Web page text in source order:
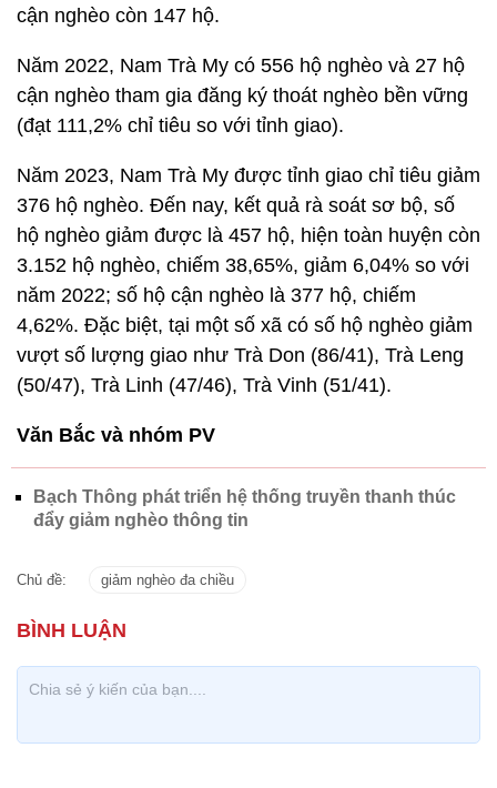
cận nghèo còn 147 hộ.
Năm 2022, Nam Trà My có 556 hộ nghèo và 27 hộ
cận nghèo tham gia đăng ký thoát nghèo bền vững
(đạt 111,2% chỉ tiêu so với tỉnh giao).
Năm 2023, Nam Trà My được tỉnh giao chỉ tiêu giảm
376 hộ nghèo. Đến nay, kết quả rà soát sơ bộ, số
hộ nghèo giảm được là 457 hộ, hiện toàn huyện còn
3.152 hộ nghèo, chiếm 38,65%, giảm 6,04% so với
năm 2022; số hộ cận nghèo là 377 hộ, chiếm
4,62%. Đặc biệt, tại một số xã có số hộ nghèo giảm
vượt số lượng giao như Trà Don (86/41), Trà Leng
(50/47), Trà Linh (47/46), Trà Vinh (51/41).
Văn Bắc và nhóm PV
Bạch Thông phát triển hệ thống truyền thanh thúc
đẩy giảm nghèo thông tin
Chủ đề: giảm nghèo đa chiều